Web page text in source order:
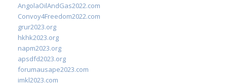
AngolaOilAndGas2022.com
Convoy4Freedom2022.com
grur2023.org
hkhk2023.org
napm2023.org
apsdfd2023.org
forumausape2023.com
imkl2023.com